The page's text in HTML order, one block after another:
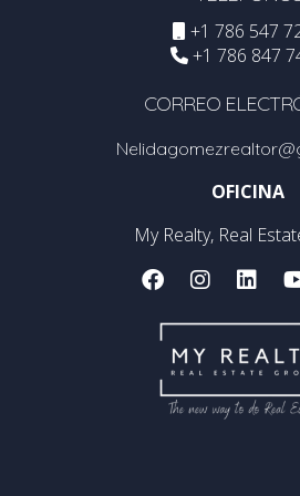
+1 786 547
+1 786 847
CORREO
OFICINA
My Realty, Real